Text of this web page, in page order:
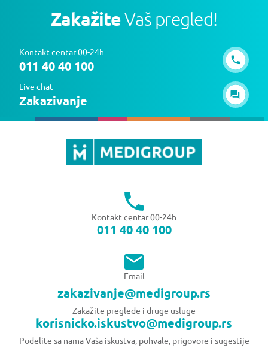
ZakažiteVaš pregled!
Kontakt centar 00-24h
011 40 40 100
Live chat
Zakazivanje
Kontakt centar 00-24h
011 40 40 100
Email
zakazivanje@medigroup.rs
Zakažite preglede i druge usluge
korisnicko.iskustvo@medigroup.rs
Podelite sa nama Vaša iskustva, pohvale, prigovore i sugestije